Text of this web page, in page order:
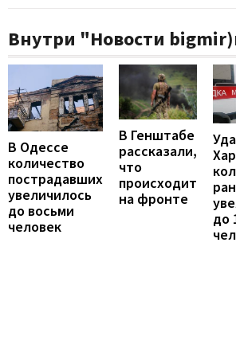
Внутри "Новости
В Одессе
количество
пострадавших
увеличилось
до восьми
человек
В Генштабе
рассказали,
что
происходит
на фронте
до